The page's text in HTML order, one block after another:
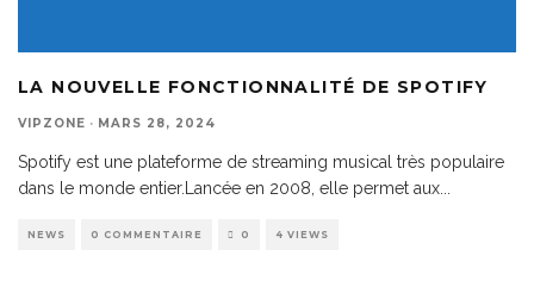
LA NOUVELLE FONCTIONNALITÉ DE SPOTIFY
VIPZONE · MARS 28, 2024
Spotify est une plateforme de streaming musical très populaire
dans le monde entier.Lancée en 2008, elle permet aux
NEWS 0 COMMENTAIRE 0 4 VIEWS